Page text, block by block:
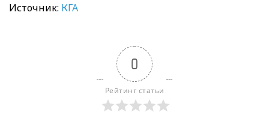
Источник: КГА
0
Рейтинг статьи